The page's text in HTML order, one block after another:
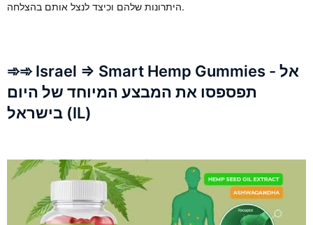
היתרונות שלהם וכיצד לנצל אותם בהצלחה.
➾➾ Israel => Smart Hemp Gummies - אל
תפספסו את המבצע המיוחד של היום
בישראל (IL)